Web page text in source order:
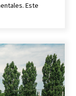
el Mundo del
El Maestro
Este